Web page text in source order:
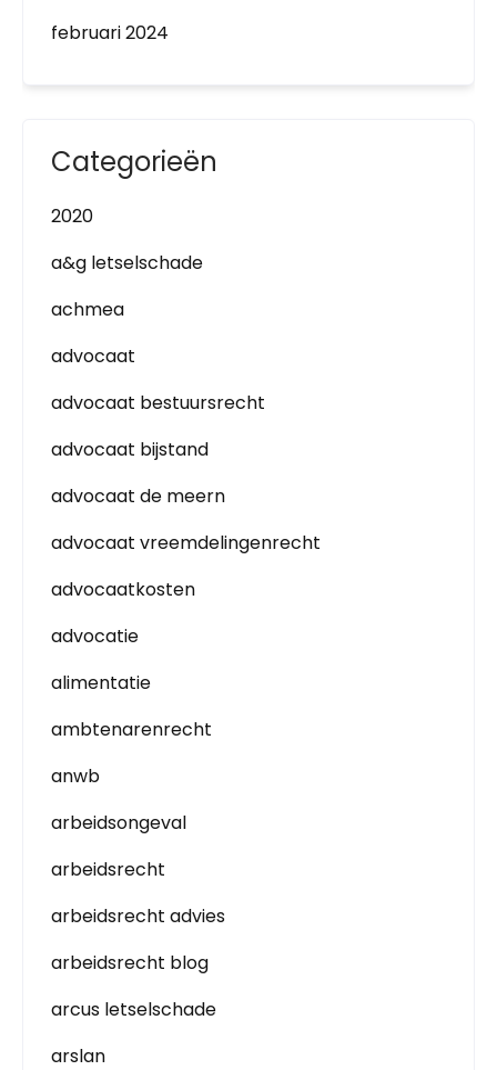
februari 2024
Categorieën
2020
a&g letselschade
achmea
advocaat
advocaat bestuursrecht
advocaat bijstand
advocaat de meern
advocaat vreemdelingenrecht
advocaatkosten
advocatie
alimentatie
ambtenarenrecht
anwb
arbeidsongeval
arbeidsrecht
arbeidsrecht advies
arbeidsrecht blog
arcus letselschade
arslan